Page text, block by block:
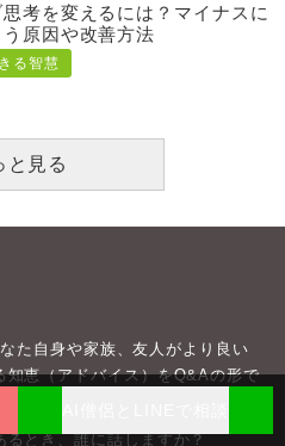
考を変えるには？マイナスに
原因や改善方法
る智慧
と見る
た自身や家族、友人がより良い
知恵（アドバイス）をQ&Aの形で
るとき、誰に話しますか？